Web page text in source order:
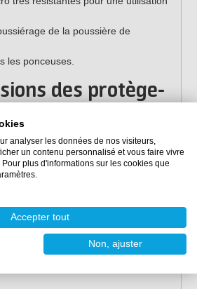
de la poussière de
les ponceuses.
des protège-
Mirka sont disponibles en différentes
pour Mirka DEOS
54
56
analyser les données de nos visiteurs,
un contenu personnalisé et vous faire vivre
plus d'informations sur les cookies que
Accepter tout
Non, ajuster